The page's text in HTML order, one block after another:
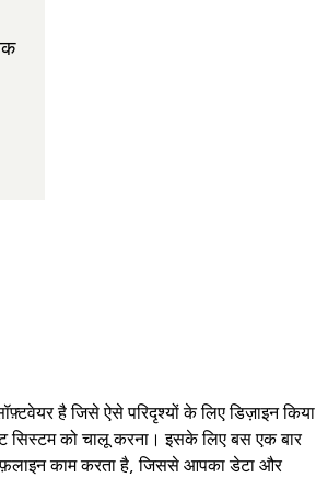
है जिसे ऐसे परिदृश्यों के लिए डिज़ाइन किया
सिस्टम को चालू करना। इसके लिए बस एक बार
काम करता है, जिससे आपका डेटा और